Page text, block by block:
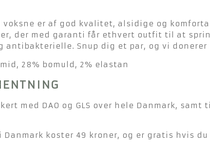
voksne er af god kvalitet, alsidige og
der med garanti får ethvert outfit til at
antibakterielle. Snup dig et par, og vi
28% bomuld, 2% elastan
med DAO og GLS over hele Danmark,
koster 49 kroner, og er gratis hvis